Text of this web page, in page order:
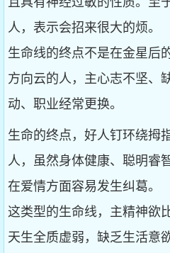
人，表示会招来很大的
生命线的终点不是在金星后
方向云的人，主心志不坚、
动、职业经常更换。
生命的终点，好人钉环绕拇
人，虽然身体健康、聪明睿
在爱情方面容易发生纠
这类型的生命线，主精神欲
天生全质虚弱，缺乏生活